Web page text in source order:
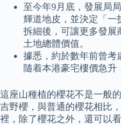
至今年9月底，發展局
輝道地皮，並決定「一
拆細後，可讓更多發展
土地總體價值。
據悉，約於數年前曾考
隨着本港豪宅樓價急升
這座山種植的櫻花不是一般
吉野櫻，與普通的櫻花相比
裡，除了櫻花之外，還可以